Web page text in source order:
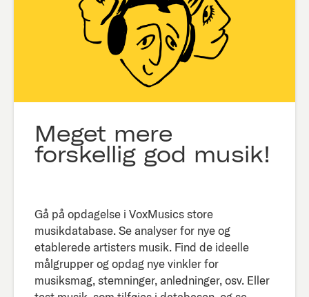
Meget mere
forskellig god musik!
Gå på opdagelse i VoxMusics store
musikdatabase. Se analyser for nye og
etablerede artisters musik. Find de ideelle
målgrupper og opdag nye vinkler for
musiksmag, stemninger, anledninger, osv. Eller